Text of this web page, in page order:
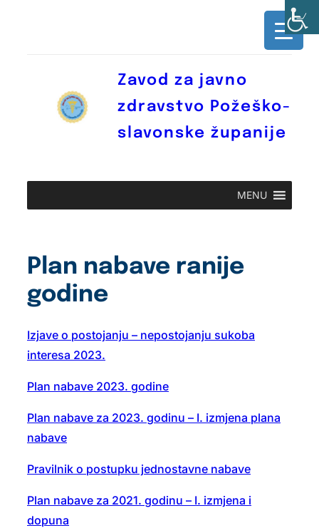
Zavod za javno
zdravstvo Požeško-
slavonske županije
MENU
Plan nabave ranije
godine
Izjave o postojanju – nepostojanju sukoba
interesa 2023.
Plan nabave 2023. godine
Plan nabave za 2023. godinu – I. izmjena plana
nabave
Pravilnik o postupku jednostavne nabave
Plan nabave za 2021. godinu – I. izmjena i
dopuna